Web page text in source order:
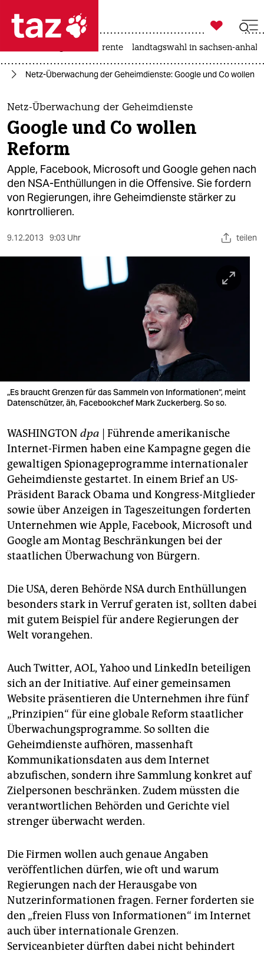
 taz zahl ich
taz zahl ich
themen
politik
öko
gesellschaft
kultur
sport
veranstaltungen
fragen & hilfe
unterstützen
abo
genossenschaft
epaper login

taz zahl ich
rente landtagswahl in sachsen-anhalt
Netz-Überwachung der Geheimdienste: Google und Co wollen
Netz-Überwachung der Geheimdienste
Google und Co wollen
Reform
Apple, Facebook, Microsoft und Google gehen nach
den NSA-Enthüllungen in die Offensive. Sie fordern
von Regierungen, ihre Geheimdienste stärker zu
konrtrollieren.
9.12.2013 9:03 Uhr teilen
„Es braucht Grenzen für das Sammeln von Informationen“, meint
Datenschützer, äh, Facebookchef Mark Zuckerberg. So so.
WASHINGTON dpa | Führende amerikanische
Internet-Firmen haben eine Kampagne gegen die
gewaltigen Spionageprogramme internationaler
Geheimdienste gestartet. In einem Brief an US-
Präsident Barack Obama und Kongress-Mitglieder
sowie über Anzeigen in Tageszeitungen forderten
Unternehmen wie Apple, Facebook, Microsoft und
Google am Montag Beschränkungen bei der
staatlichen Überwachung von Bürgern.
Die USA, deren Behörde NSA durch Enthüllungen
besonders stark in Verruf geraten ist, sollten dabei
mit gutem Beispiel für andere Regierungen der
Welt vorangehen.
Auch Twitter, AOL, Yahoo und LinkedIn beteiligen
sich an der Initiative. Auf einer gemeinsamen
Website präsentieren die Unternehmen ihre fünf
„Prinzipien“ für eine globale Reform staatlicher
Überwachungsprogramme. So sollten die
Geheimdienste aufhören, massenhaft
Kommunikationsdaten aus dem Internet
abzufischen, sondern ihre Sammlung konkret auf
Zielpersonen beschränken. Zudem müssten die
verantwortlichen Behörden und Gerichte viel
strenger überwacht werden.
Die Firmen wollen auch genaue Angaben
veröffentlichen dürfen, wie oft und warum
Regierungen nach der Herausgabe von
Nutzerinformationen fragen. Ferner forderten sie
den „freien Fluss von Informationen“ im Internet
auch über internationale Grenzen.
Serviceanbieter dürften dabei nicht behindert